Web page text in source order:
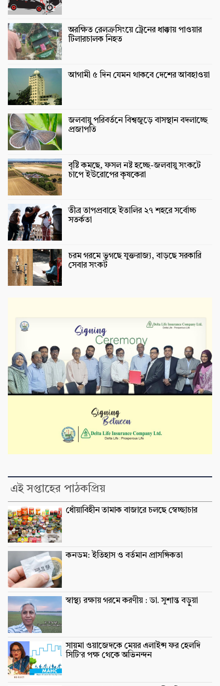
অরক্ষিত রেলক্রসিংয়ে ট্রেনের ধাক্কায় পাওয়ার
টিলারচালক নিহত
আগামী ৫ দিন যেমন থাকবে দেশের আবহাওয়া
জলবায়ু পরিবর্তনে বিশ্বজুড়ে বাসস্থান বদলাচ্ছে
প্রজাপতি
বৃষ্টি কমছে, ফসল নষ্ট হচ্ছে-জলবায়ু সংকটে
চাপে ইউরোপের কৃষকেরা
তীব্র তাপপ্রবাহে ইতালির ২৭ শহরে সর্বোচ্চ
সতর্কতা
চরম গরমে ভুগছে যুক্তরাজ্য, বাড়ছে সরকারি
সেবার সংকট
এই সপ্তাহের পাঠকপ্রিয়
ধোঁয়াবিহীন তামাক বাজারে চলছে স্বেচ্ছাচার
কনডম: ইতিহাস ও বর্তমান প্রাসঙ্গিকতা
স্বাস্থ্য রক্ষায় গরমে করণীয় : ডা. সুশান্ত বড়ুুয়া
সায়মা ওয়াজেদকে মেয়র এলাইন্স ফর হেলদি
সিটি’র পক্ষ থেকে অভিনন্দন